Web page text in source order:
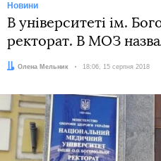
Новини
В університеті ім.
ректорат. В МОЗ
Автор:
Олена Мельник Дата:
18:06, 15 серпня 2018